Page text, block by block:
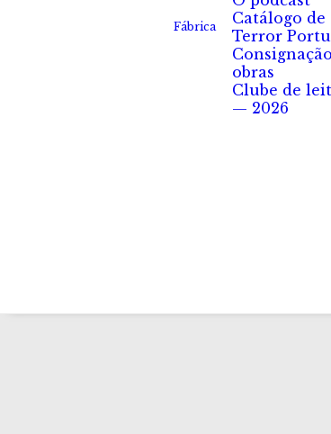
Fábrica
Catálogo de
Terror
obras
Clube de
— 2026